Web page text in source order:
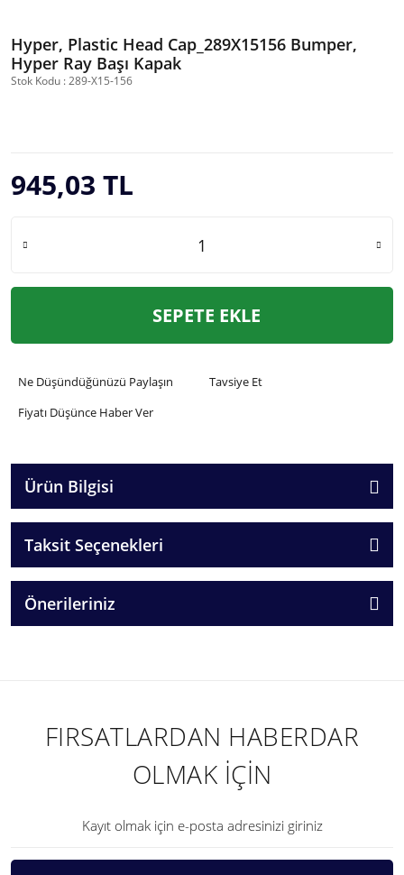
Hyper, Plastic Head Cap_289X15156 Bumper,
Hyper Ray Başı Kapak
Stok Kodu : 289-X15-156
945,03 TL
SEPETE EKLE
Ne Düşündüğünüzü Paylaşın
Tavsiye Et
Fiyatı Düşünce Haber Ver
Ürün Bilgisi
Taksit Seçenekleri
Önerileriniz
FIRSATLARDAN HABERDAR
OLMAK İÇİN